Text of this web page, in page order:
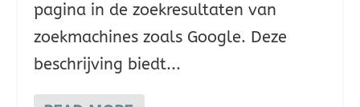
pagina in de zoekresultaten van
zoekmachines zoals Google. Deze
beschrijving biedt...